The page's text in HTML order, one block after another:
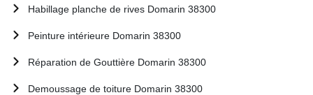
Habillage planche de rives Domarin 38300
Peinture intérieure Domarin 38300
Réparation de Gouttière Domarin 38300
Demoussage de toiture Domarin 38300